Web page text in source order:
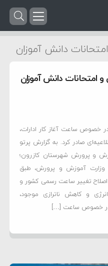
امتحانات دانش آموزان
و امتحانات دانش آموزان
خصوص ساعت آغاز کار ادارات،
صادر کرد. به گزارش پرتو
و پرورش شهرستان کازرون؛
وزارت آموزش و پرورش، طبق
تغییر ساعت رسمی کشور و
و کاهش ناترازی موجود،
در خصوص ساعت […]